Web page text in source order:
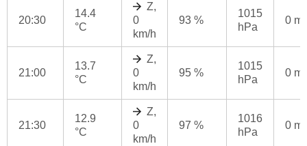
20:30
14.4
°C
Z,
0
km/h
93 %
1015
hPa
0
21:00
13.7
°C
Z,
0
km/h
95 %
1015
hPa
0
21:30
12.9
°C
Z,
0
km/h
97 %
1016
hPa
0